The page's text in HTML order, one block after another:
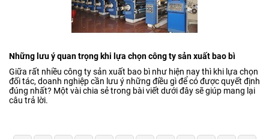
Những lưu ý quan trọng khi lựa chọn công ty sản xuất bao bì
Giữa rất nhiều công ty sản xuất bao bì như hiện nay thì khi lựa chọn
đối tác, doanh nghiệp cần lưu ý những điều gì để có được quyết định
đúng nhất? Một vài chia sẻ trong bài viết dưới đây sẽ giúp mang lại
câu trả lời.